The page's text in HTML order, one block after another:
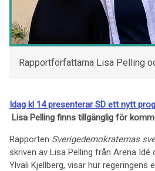
Rapportförfattarna Lisa Pelling
Idag kl 14 presenterar SD ett nytt
Lisa Pelling finns tillgänglig för
Rapporten Sverigedemokraternas
skriven av Lisa Pelling från Arena
Ylvali Kjellberg, visar hur regeringens